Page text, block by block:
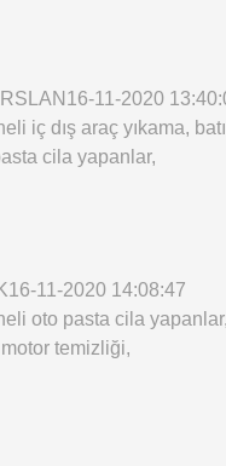
16-11-2020
iç dış araç yıkama,
cila yapanlar,
16-11-2020 14:08:47
oto pasta cila
temizliği,